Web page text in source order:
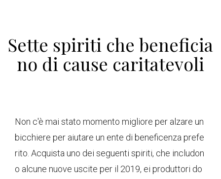
Sette spiriti che beneficia
no di cause caritatevoli
Non c'è mai stato momento migliore per alzare un
bicchiere per aiutare un ente di beneficenza prefe
rito. Acquista uno dei seguenti spiriti, che includon
o alcune nuove uscite per il 2019, ei produttori do